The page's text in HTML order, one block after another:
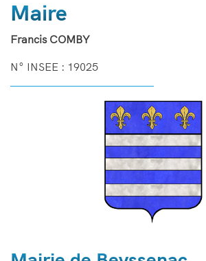
Maire
Francis COMBY
N° INSEE : 19025
Image